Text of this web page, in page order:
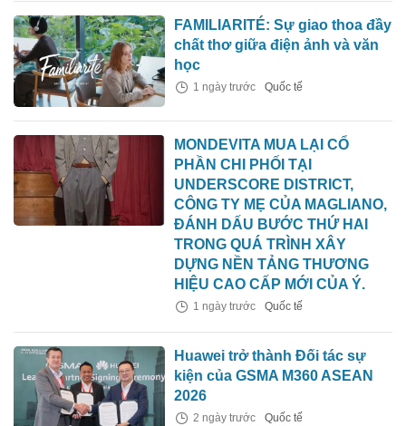
FAMILIARITÉ: Sự giao thoa đầy
chất thơ giữa điện ảnh và văn
học
1 ngày trước Quốc tế
MONDEVITA MUA LẠI CỔ
PHẦN CHI PHỐI TẠI
UNDERSCORE DISTRICT,
CÔNG TY MẸ CỦA MAGLIANO,
ĐÁNH DẤU BƯỚC THỨ HAI
TRONG QUÁ TRÌNH XÂY
DỰNG NỀN TẢNG THƯƠNG
HIỆU CAO CẤP MỚI CỦA Ý.
1 ngày trước Quốc tế
Huawei trở thành Đối tác sự
kiện của GSMA M360 ASEAN
2026
2 ngày trước Quốc tế